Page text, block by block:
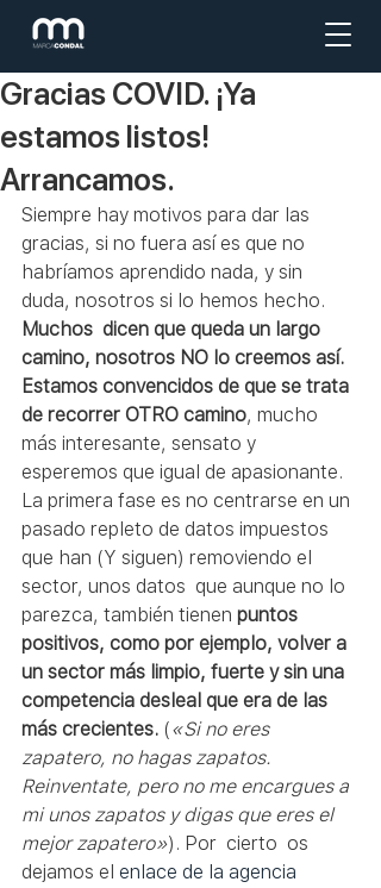
Gracias COVID. ¡Ya
estamos listos!
Arrancamos.
Siempre hay motivos para dar las
gracias, si no fuera así es que no
habríamos aprendido nada, y sin
duda, nosotros si lo hemos hecho.
Muchos  dicen que queda un largo
camino, nosotros NO lo creemos así.
Estamos convencidos de que se trata
de recorrer OTRO camino, mucho
más interesante, sensato y
esperemos que igual de apasionante.
La primera fase es no centrarse en un
pasado repleto de datos impuestos
que han (Y siguen) removiendo el
sector, unos datos  que aunque no lo
parezca, también tienen puntos
positivos, como por ejemplo, volver a
un sector más limpio, fuerte y sin una
competencia desleal que era de las
más crecientes. («Si no eres
zapatero, no hagas zapatos.
Reinventate, pero no me encargues a
mi unos zapatos y digas que eres el
mejor zapatero»). Por  cierto  os
dejamos el enlace de la agencia